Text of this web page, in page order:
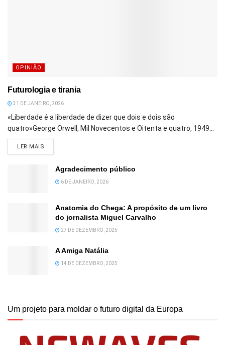
OPINIÃO
Futurologia e tirania
31 DE JANEIRO, 2026
«Liberdade é a liberdade de dizer que dois e dois são
quatro»George Orwell, Mil Novecentos e Oitenta e quatro, 1949...
LER MAIS
Agradecimento público
6 DE JANEIRO, 2026
Anatomia do Chega: A propósito de um livro
do jornalista Miguel Carvalho
27 DE DEZEMBRO, 2025
A Amiga Natália
14 DE DEZEMBRO, 2025
Um projeto para moldar o futuro digital da Europa